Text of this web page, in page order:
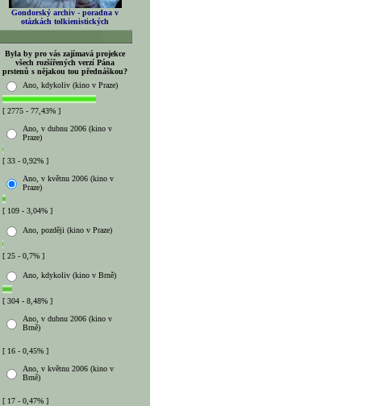
Gondorský archiv - poradna v
otázkách tolkienistických
Byla by pro vás zajímavá projekce
všech rozšířených verzí Pána
prstenů s nějakou tou přednáškou?
Ano, kdykoliv (kino v Praze)
[ 2775 - 77,43% ]
Ano, v dubnu 2006 (kino v
Praze)
[ 33 - 0,92% ]
Ano, v květnu 2006 (kino v
Praze)
[ 109 - 3,04% ]
Ano, později (kino v Praze)
[ 25 - 0,7% ]
Ano, kdykoliv (kino v Brně)
[ 304 - 8,48% ]
Ano, v dubnu 2006 (kino v
Brně)
[ 16 - 0,45% ]
Ano, v květnu 2006 (kino v
Brně)
[ 17 - 0,47% ]